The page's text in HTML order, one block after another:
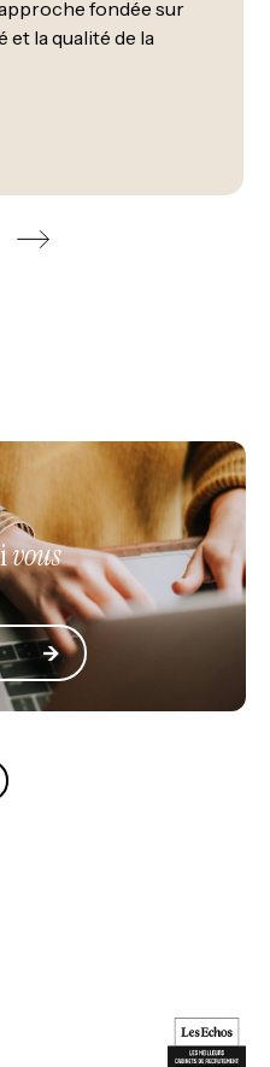
fondée sur
et la qualité de la
vous